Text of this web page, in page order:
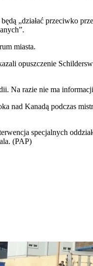
„działać przeciwko
miasta.
opuszczenie
Na razie nie ma
Kanadą podczas
specjalnych
(PAP)